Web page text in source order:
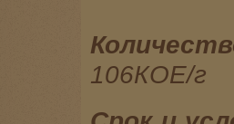
106КОЕ/г